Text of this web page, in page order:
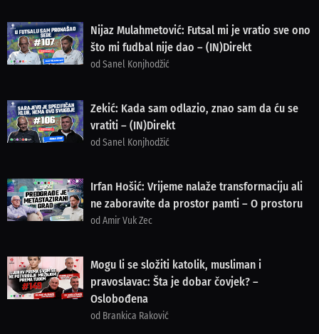
Nijaz Mulahmetović: Futsal mi je vratio sve ono
što mi fudbal nije dao – (IN)Direkt
od Sanel Konjhodžić
Zekić: Kada sam odlazio, znao sam da ću se
vratiti – (IN)Direkt
od Sanel Konjhodžić
Irfan Hošić: Vrijeme nalaže transformaciju ali
ne zaboravite da prostor pamti – O prostoru
od Amir Vuk Zec
Mogu li se složiti katolik, musliman i
pravoslavac: Šta je dobar čovjek? –
Oslobođena
od Brankica Raković